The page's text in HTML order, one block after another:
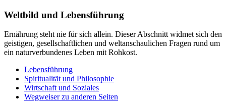
Weltbild und Lebensführung
Ernährung steht nie für sich allein. Dieser Abschnitt widmet sich den
geistigen, gesellschaftlichen und weltanschaulichen Fragen rund um
ein naturverbundenes Leben mit Rohkost.
Lebensführung
Spiritualität und Philosophie
Wirtschaft und Soziales
Wegweiser zu anderen Seiten